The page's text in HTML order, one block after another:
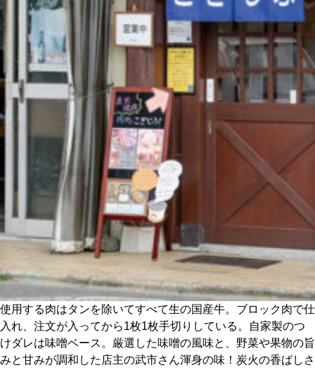
使用する肉はタンを除いてすべて生の国産牛。ブロック肉で仕
入れ、注文が入ってから1枚1枚手切りしている。自家製のつ
けダレは味噌ベース。厳選した味噌の風味と、野菜や果物の旨
みと甘みが調和した店主の武市さん渾身の味！炭火の香ばしさ